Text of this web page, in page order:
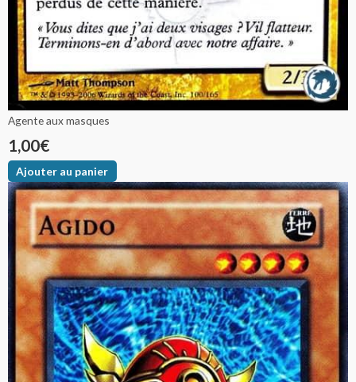
Agente aux masques
1,00€
Ajouter au panier